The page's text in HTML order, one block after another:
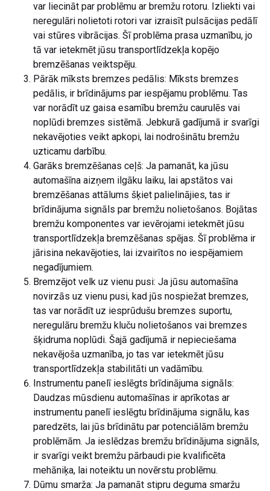
var liecināt par problēmu ar bremžu rotoru. Izliekti vai
neregulāri nolietoti rotori var izraisīt pulsācijas pedālī
vai stūres vibrācijas. Šī problēma prasa uzmanību, jo
tā var ietekmēt jūsu transportlīdzekļa kopējo
bremzēšanas veiktspēju.
Pārāk mīksts bremzes pedālis: Mīksts bremzes
pedālis, ir brīdinājums par iespējamu problēmu. Tas
var norādīt uz gaisa esamību bremžu caurulēs vai
noplūdi bremzes sistēmā. Jebkurā gadījumā ir svarīgi
nekavējoties veikt apkopi, lai nodrošinātu bremžu
uzticamu darbību.
Garāks bremzēšanas ceļš: Ja pamanāt, ka jūsu
automašīna aizņem ilgāku laiku, lai apstātos vai
bremzēšanas attālums šķiet palielinājies, tas ir
brīdinājuma signāls par bremžu nolietošanos. Bojātas
bremžu komponentes var ievērojami ietekmēt jūsu
transportlīdzekļa bremzēšanas spējas. Šī problēma ir
jārisina nekavējoties, lai izvairītos no iespējamiem
negadījumiem.
Bremzējot velk uz vienu pusi: Ja jūsu automašīna
novirzās uz vienu pusi, kad jūs nospiežat bremzes,
tas var norādīt uz iesprūdušu bremzes suportu,
neregulāru bremžu kluču nolietošanos vai bremzes
šķidruma noplūdi. Šajā gadījumā ir nepieciešama
nekavējoša uzmanība, jo tas var ietekmēt jūsu
transportlīdzekļa stabilitāti un vadāmību.
Instrumentu panelī ieslēgts brīdinājuma signāls:
Daudzas mūsdienu automašīnas ir aprīkotas ar
instrumentu panelī ieslēgtu brīdinājuma signālu, kas
paredzēts, lai jūs brīdinātu par potenciālām bremžu
problēmām. Ja ieslēdzas bremžu brīdinājuma signāls,
ir svarīgi veikt bremžu pārbaudi pie kvalificēta
mehāniķa, lai noteiktu un novērstu problēmu.
Dūmu smarža: Ja pamanāt stipru deguma smaržu